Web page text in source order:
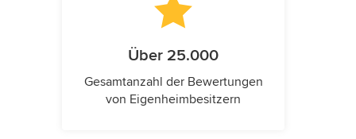
Über 25.000
Gesamtanzahl der Bewertungen
von Eigenheimbesitzern